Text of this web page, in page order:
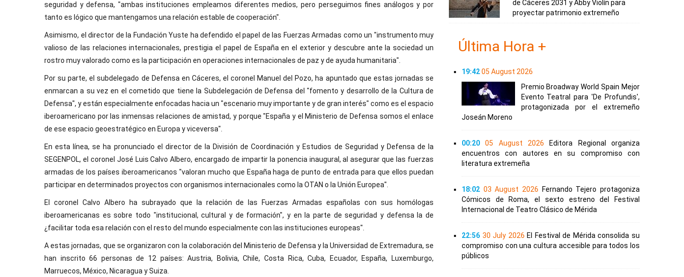
seguridad y defensa, "ambas instituciones empleamos diferentes medios, pero perseguimos fines análogos y por
tanto es lógico que mantengamos una relación estable de cooperación".
Asimismo, el director de la Fundación Yuste ha defendido el papel de las Fuerzas Armadas como un "instrumento muy
valioso de las relaciones internacionales, prestigia el papel de España en el exterior y descubre ante la sociedad un
rostro muy valorado como es la participación en operaciones internacionales de paz y de ayuda humanitaria".
Por su parte, el subdelegado de Defensa en Cáceres, el coronel Manuel del Pozo, ha apuntado que estas jornadas se
enmarcan a su vez en el cometido que tiene la Subdelegación de Defensa del "fomento y desarrollo de la Cultura de
Defensa", y están especialmente enfocadas hacia un "escenario muy importante y de gran interés" como es el espacio
iberoamericano por las inmensas relaciones de amistad, y porque "España y el Ministerio de Defensa somos el enlace
de ese espacio geoestratégico en Europa y viceversa".
En esta línea, se ha pronunciado el director de la División de Coordinación y Estudios de Seguridad y Defensa de la
SEGENPOL, el coronel José Luis Calvo Albero, encargado de impartir la ponencia inaugural, al asegurar que las fuerzas
armadas de los países iberoamericanos "valoran mucho que España haga de punto de entrada para que ellos puedan
participar en determinados proyectos con organismos internacionales como la OTAN o la Unión Europea".
El coronel Calvo Albero ha subrayado que la relación de las Fuerzas Armadas españolas con sus homólogas
iberoamericanas es sobre todo "institucional, cultural y de formación", y en la parte de seguridad y defensa la de
¿facilitar toda esa relación con el resto del mundo especialmente con las instituciones europeas".
A estas jornadas, que se organizaron con la colaboración del Ministerio de Defensa y la Universidad de Extremadura, se
han inscrito 66 personas de 12 países: Austria, Bolivia, Chile, Costa Rica, Cuba, Ecuador, España, Luxemburgo,
Marruecos, México, Nicaragua y Suiza.
de Cáceres 2031 y Abby Violín para
proyectar patrimonio extremeño
Última Hora +
19:4205 August 2026
Premio Broadway World Spain Mejor
Evento Teatral para 'De Profundis',
protagonizada por el extremeño
Joseán Moreno
00:20 05 August 2026
Editora Regional organiza
encuentros con autores en su compromiso con
literatura extremeña
18:02 03 August 2026
Fernando Tejero protagoniza
Cómicos de Roma, el sexto estreno del Festival
Internacional de Teatro Clásico de Mérida
22:56 30 July 2026 El Festival de Mérida consolida su
compromiso con una cultura accesible para todos los
públicos